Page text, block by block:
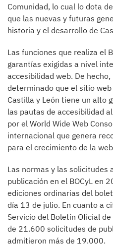
Comunidad, lo cual lo dota
que las nuevas y futuras
historia y el desarrollo de
Las funciones que realiza el
garantías exigidas a nivel
accesibilidad web. De
determinado que el sitio
Castilla y León tiene un alto
las pautas de accesibilidad
por el World Wide Web
internacional que genera
para el crecimiento de la
Las normas y las
publicación en el BOCyL en
ediciones ordinarias del
día 13 de julio. En cuanto a
Servicio del Boletín Oficial
de 21.600 solicitudes de
admitieron más de 19.000.